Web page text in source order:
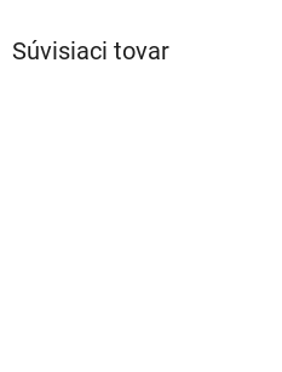
Súvisiaci tovar